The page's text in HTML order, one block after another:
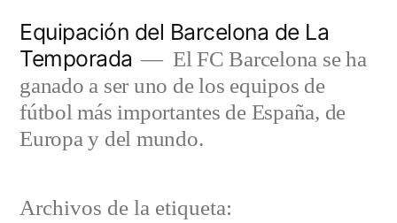
contenido
Equipación del Barcelona de La
Temporada
El FC Barcelona se ha
ganado a ser uno de los equipos de
fútbol más importantes de España, de
Europa y del mundo.
Archivos de la etiqueta: